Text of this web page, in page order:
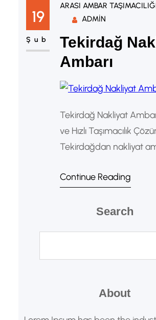
düzenli sevkiyat ihtiyacı
Dolayısıyla Tekirdağ yük
hizmetleri firmalar için
çözüm haline gelir.
19
Şub
ARASI AMBAR
ADMIN
Tekirdağ
Ambarı
Tekirdağ Nakliyat
ve Hızlı Taşımacılık
Tekirdağdan nakliyat
taşımacılığında
ticari yük
düşürür. Bu nedenle
avantajlı bir lojistik
Continue Reading
Search
About